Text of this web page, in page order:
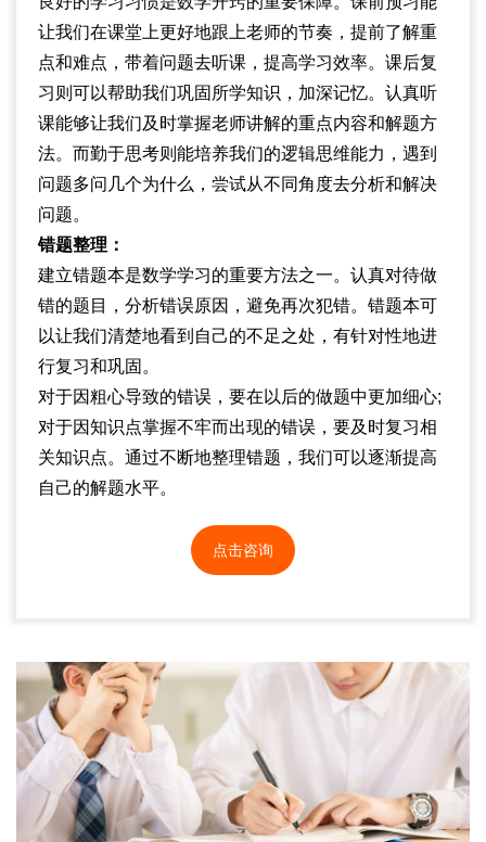
让我们在课堂上更好地跟上老师的节奏，提前了解重
点和难点，带着问题去听课，提高学习效率。课后复
习则可以帮助我们巩固所学知识，加深记忆。认真听
课能够让我们及时掌握老师讲解的重点内容和解题方
法。而勤于思考则能培养我们的逻辑思维能力，遇到
问题多问几个为什么，尝试从不同角度去分析和解决
问题。
错题整理：
建立错题本是数学学习的重要方法之一。认真对待做
错的题目，分析错误原因，避免再次犯错。错题本可
以让我们清楚地看到自己的不足之处，有针对性地进
行复习和巩固。
对于因粗心导致的错误，要在以后的做题中更加细心;
对于因知识点掌握不牢而出现的错误，要及时复习相
关知识点。通过不断地整理错题，我们可以逐渐提高
自己的解题水平。
点击咨询